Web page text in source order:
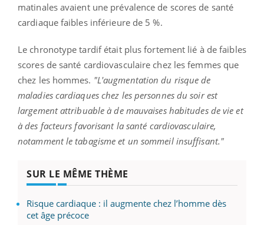
matinales avaient une prévalence de scores de santé
cardiaque faibles inférieure de 5 %.
Le chronotype tardif était plus fortement lié à de faibles
scores de santé cardiovasculaire chez les femmes que
chez les hommes. "L'augmentation du risque de
maladies cardiaques chez les personnes du soir est
largement attribuable à de mauvaises habitudes de vie et
à des facteurs favorisant la santé cardiovasculaire,
notamment le tabagisme et un sommeil insuffisant."
SUR LE MÊME THÈME
Risque cardiaque : il augmente chez l’homme dès
cet âge précoce